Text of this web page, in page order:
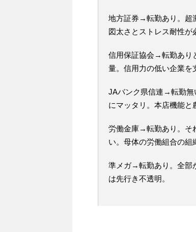
地方証券→転勤あり。超
図太さとストレス耐性が
信用保証協会→転勤あり
量。信用力の低い企業を
JAバンク県信連→転勤無
にマッタリ。本店機能と
労働金庫→転勤あり。そ
い。母体の労働組合の組
準メガ→転勤あり。全部
は先行き不透明。